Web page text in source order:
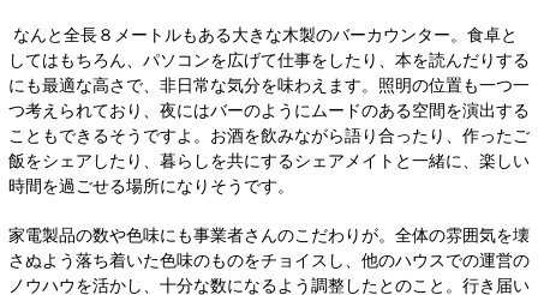
なんと全長８メートルもある大きな木製のバーカウンター。食卓と
してはもちろん、パソコンを広げて仕事をしたり、本を読んだりする
にも最適な高さで、非日常な気分を味わえます。照明の位置も一つ一
つ考えられており、夜にはバーのようにムードのある空間を演出する
こともできるそうですよ。お酒を飲みながら語り合ったり、作ったご
飯をシェアしたり、暮らしを共にするシェアメイトと一緒に、楽しい
時間を過ごせる場所になりそうです。
家電製品の数や色味にも事業者さんのこだわりが。全体の雰囲気を壊
さぬよう落ち着いた色味のものをチョイスし、他のハウスでの運営の
ノウハウを活かし、十分な数になるよう調整したとのこと。行き届い